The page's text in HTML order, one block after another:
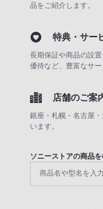
品をご紹介します。
特典・サー
長期保証や商品の設
優待など、豊富なサー
店舗のご案
銀座・札幌・名古屋
います。
ソニーストアの商品